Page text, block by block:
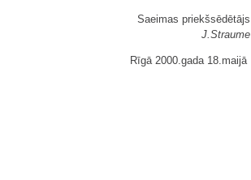
Saeimas priekšsēdētājs
J.Straume
Rīgā 2000.gada 18.maijā